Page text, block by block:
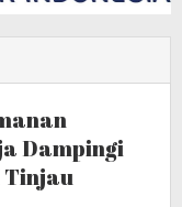
Dampingi
Tinjau